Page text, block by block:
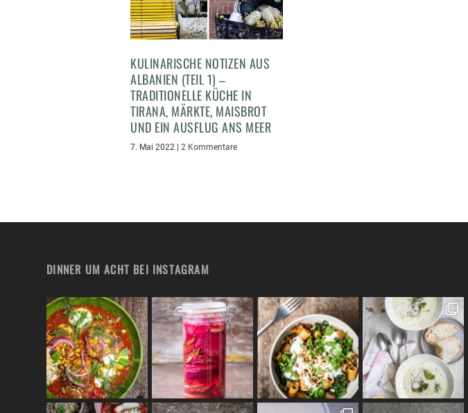
KULINARISCHE NOTIZEN AUS
ALBANIEN (TEIL 1) –
TRADITIONELLE KÜCHE IN
TIRANA, MÄRKTE, MAISBROT
UND EIN AUSFLUG ANS MEER
7. Mai 2022 |2 Kommentare
DINNER UM ACHT BEI INSTAGRAM